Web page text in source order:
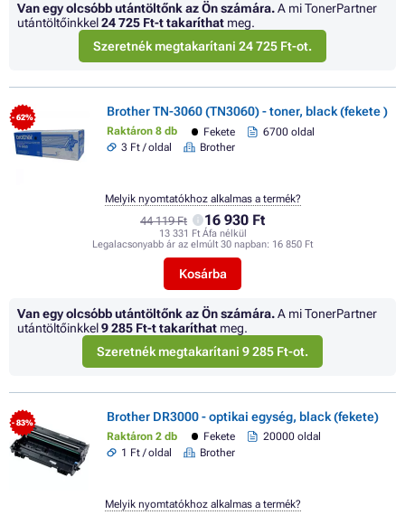
Van egy olcsóbb utántöltőnk az Ön számára.A mi TonerPartner
utántöltőinkkel24 725 Ft-t takaríthat meg.
Szeretnék megtakarítani 24 725 Ft-ot.
- 62% Brother TN-3060 (TN3060) - toner, black (fekete )
Raktáron 8 db Fekete
6700 oldal
3 Ft / oldal
Brother
44 119 Ft 16 930 Ft
13 331 Ft Áfa nélkül
Legalacsonyabb ár az elmúlt 30 napban: 16 850 Ft
Kosárba
Melyik nyomtatókhoz alkalmas a termék?
Van egy olcsóbb utántöltőnk az Ön számára.A mi TonerPartner
utántöltőinkkel9 285 Ft-t takaríthat meg.
Szeretnék megtakarítani 9 285 Ft-ot.
- 83% Brother DR3000 - optikai egység, black (fekete)
Raktáron 2 db Fekete
20000 oldal
1 Ft / oldal
Brother
Melyik nyomtatókhoz alkalmas a termék?